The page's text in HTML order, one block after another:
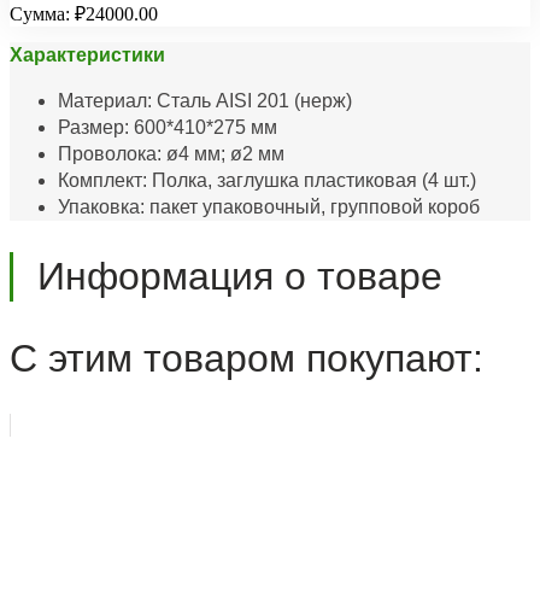
Сумма: ₽24000.00
Характеристики
Материал: Сталь AISI 201 (нерж)
Размер: 600*410*275 мм
Проволока: ø4 мм; ø2 мм
Комплект: Полка, заглушка пластиковая (4 шт.)
Упаковка: пакет упаковочный, групповой короб
Информация о товаре
С этим товаром покупают: